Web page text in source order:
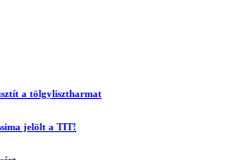
a tölgylisztharmat
jelölt a TIT!